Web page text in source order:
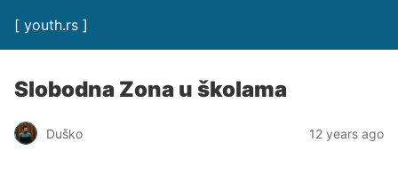
[ youth.rs ]
Slobodna Zona u školama
Duško 12 years ago